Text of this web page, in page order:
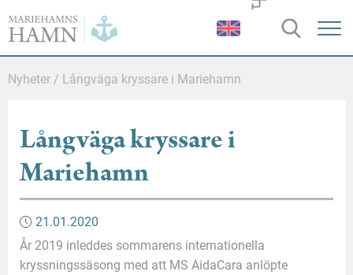
hamn
Nyheter / Långväga kryssare i Mariehamn
Långväga kryssare i
Mariehamn
21.01.2020
År 2019 inleddes sommarens internationella
kryssningssäsong med att MS AidaCara anlöpte